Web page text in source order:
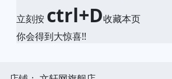
立刻按 ctrl+D收藏本页
你会得到大惊喜!!